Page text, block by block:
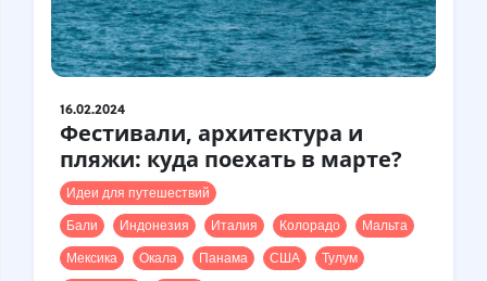
16.02.2024
Фестивали, архитектура и
пляжи: куда поехать в марте?
Идеи для путешествий
Бали
Индонезия Италия Колорадо
Мальта
Мексика
Окала Панама США
Тулум